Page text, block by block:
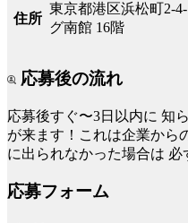
住所
東京都港区浜松町2-
グ南館 16階
応募後の流れ
応募後すぐ〜3日以内に 知
が来ます！これは企業から
に出られなかった場合は 必
応募フォーム